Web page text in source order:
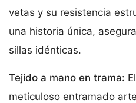
vetas y su resistencia
una historia única,
sillas idénticas.
Tejido a mano en trama:
meticuloso entramado